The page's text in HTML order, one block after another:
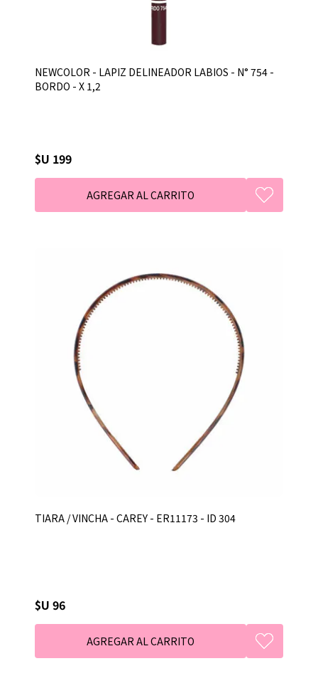
NEWCOLOR - LAPIZ DELINEADOR LABIOS - N° 754 -
BORDO - X 1,2
$U 199
TIARA / VINCHA - CAREY - ER11173 - ID 304
$U 96